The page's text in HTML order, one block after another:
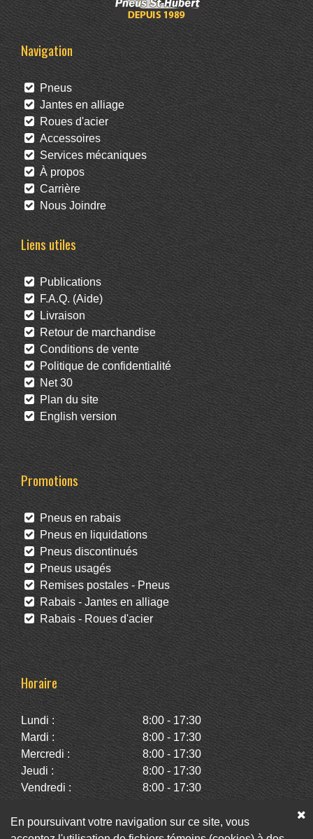
Navigation
Pneus
Jantes en alliage
Roues d'acier
Accessoires
Services mécaniques
À propos
Carrière
Nous Joindre
Liens utiles
Publications
F.A.Q. (Aide)
Livraison
Retour de marchandise
Conditions de vente
Politique de confidentialité
Net 30
Plan du site
English version
Promotions
Pneus en rabais
Pneus en liquidations
Pneus discontinués
Pneus usagés
Remises postales - Pneus
Rabais - Jantes en alliage
Rabais - Roues d'acier
Horaire
Lundi :
8:00 - 17:30
Mardi :
8:00 - 17:30
Mercredi :
8:00 - 17:30
Jeudi :
8:00 - 17:30
Vendredi :
8:00 - 17:30
Dimanche :
Fermé
En poursuivant votre navigation sur ce site, vous